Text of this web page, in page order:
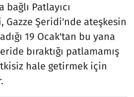
bağlı Patlayıcı
Gazze Şeridi'nde ateşkesin
19 Ocak'tan bu yana
bıraktığı patlamamış
hale getirmek için